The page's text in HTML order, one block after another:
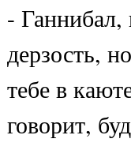
-
дерзость,
тебе в
говорит,